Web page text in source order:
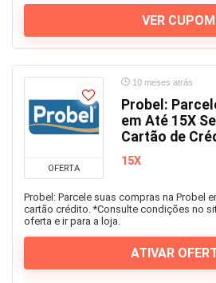
VER CUPOM
OFERTA
10 meses atrás
Probel:
em Até 15X
Cartão de
15X
Probel: Parcele suas compras na Probel
cartão crédito. *Consulte condições no
oferta e ir para a loja.
ATIVAR